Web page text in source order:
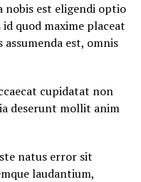
nobis est eligendi optio
quod maxime placeat
est, omnis
cupidatat non
deserunt mollit anim
natus error sit
laudantium,